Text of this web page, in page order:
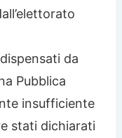
da
Pubblica
insufficiente
stati dichiarati